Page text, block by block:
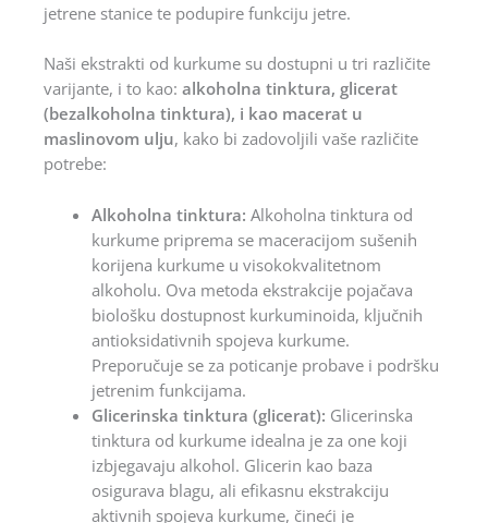
jetrene stanice te podupire funkciju jetre.
Naši ekstrakti od kurkume su dostupni u tri različite
varijante, i to kao: alkoholna tinktura, glicerat
(bezalkoholna tinktura), i kao macerat u
maslinovom ulju, kako bi zadovoljili vaše različite
potrebe:
Alkoholna tinktura: Alkoholna tinktura od
kurkume priprema se maceracijom sušenih
korijena kurkume u visokokvalitetnom
alkoholu. Ova metoda ekstrakcije pojačava
biološku dostupnost kurkuminoida, ključnih
antioksidativnih spojeva kurkume.
Preporučuje se za poticanje probave i podršku
jetrenim funkcijama.
Glicerinska tinktura (glicerat): Glicerinska
tinktura od kurkume idealna je za one koji
izbjegavaju alkohol. Glicerin kao baza
osigurava blagu, ali efikasnu ekstrakciju
aktivnih spojeva kurkume, čineći je